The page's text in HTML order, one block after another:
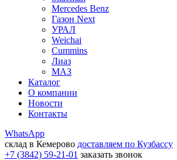
Mercedes Benz
Газон Next
УРАЛ
Weichai
Cummins
Лиаз
МАЗ
Каталог
О компании
Новости
Контакты
WhatsApp
склад в Кемерово доставляем по Кузбассу
+7 (3842) 59-21-01 заказать звонок